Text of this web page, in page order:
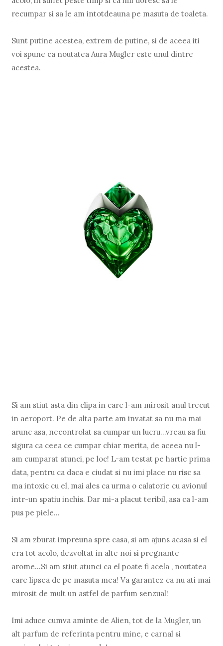
recumpar si sa le am intotdeauna pe masuta de toaleta.
Sunt putine acestea, extrem de putine, si de aceea iti
voi spune ca noutatea Aura Mugler este unul dintre
acestea.
Si am stiut asta din clipa in care l-am mirosit anul trecut
in aeroport. Pe de alta parte am invatat sa nu ma mai
arunc asa, necontrolat sa cumpar un lucru...vreau sa fiu
sigura ca ceea ce cumpar chiar merita, de aceea nu l-
am cumparat atunci, pe loc! L-am testat pe hartie prima
data, pentru ca daca e ciudat si nu imi place nu risc sa
ma intoxic cu el, mai ales ca urma o calatorie cu avionul
intr-un spatiu inchis. Dar mi-a placut teribil, asa ca l-am
pus pe piele...
Si am zburat impreuna spre casa, si am ajuns acasa si el
era tot acolo, dezvoltat in alte noi si pregnante
arome...Si am stiut atunci ca el poate fi acela , noutatea
care lipsea de pe masuta mea! Va garantez ca nu ati mai
mirosit de mult un astfel de parfum senzual!
Imi aduce cumva aminte de Alien, tot de la Mugler, un
alt parfum de referinta pentru mine, e carnal si